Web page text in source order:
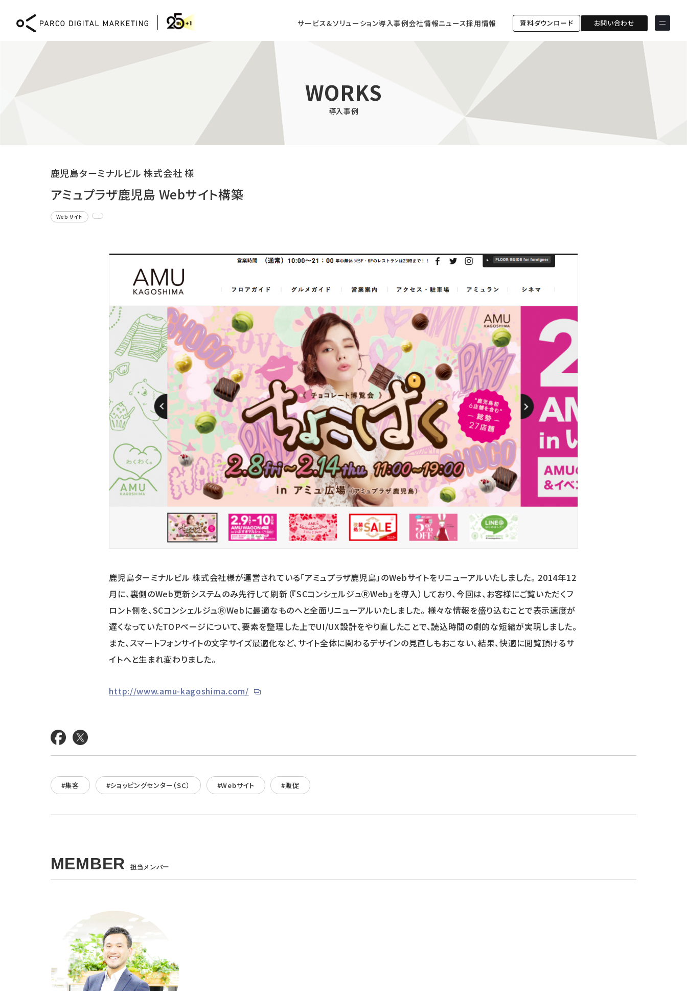
サービス＆ソリューション導入事例会社情報ニュース採用情報 資料ダウンロード お問い合わせ
DIGITAL MARKETING
Webコンサルティング
CMS「PICTONA」による
XR / AR / VRによる
サービス & ソリューション
PICTONA
PDM XR
しふとん
採用情報
メンバー
会社情報
会社概要
コーポレートメッセージ
資料ダウンロード
WORKS
導入事例
鹿児島ターミナルビル 株式会社 様
アミュプラザ鹿児島 Webサイト構築
Webサイト
鹿児島ターミナルビル 株式会社様が運営されている「アミュプラザ鹿児島」のWebサイトをリニューアルいたしました。 2014年12
月に、裏側のWeb更新システムのみ先行して刷新（『SCコンシェルジュⓇWeb』を導入）しており、今回は、お客様にご覧いただくフ
ロント側を、SCコンシェルジュⓇWebに最適なものへと全面リニューアルいたしました。 様々な情報を盛り込むことで表示速度が
遅くなっていたTOPページについて、要素を整理した上でUI/UX設計をやり直したことで、読込時間の劇的な短縮が実現しました。
また、スマートフォンサイトの文字サイズ最適化など、サイト全体に関わるデザインの見直しもおこない、結果、快適に閲覧頂けるサ
イトへと生まれ変わりました。
http://www.amu-kagoshima.com/
#集客 #ショッピングセンター（SC） #Webサイト #販促
MEMBER 担当メンバー